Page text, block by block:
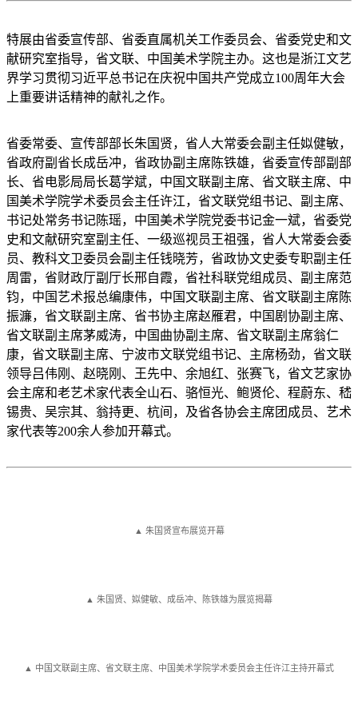
特展由省委宣传部、省委直属机关工作委员会、省委党史和文
献研究室指导，省文联、中国美术学院主办。这也是浙江文艺
界学习贯彻习近平总书记在庆祝中国共产党成立100周年大会
上重要讲话精神的献礼之作。
省委常委、宣传部部长朱国贤，省人大常委会副主任姒健敏，
省政府副省长成岳冲，省政协副主席陈铁雄，省委宣传部副部
长、省电影局局长葛学斌，中国文联副主席、省文联主席、中
国美术学院学术委员会主任许江，省文联党组书记、副主席、
书记处常务书记陈瑶，中国美术学院党委书记金一斌，省委党
史和文献研究室副主任、一级巡视员王祖强，省人大常委会委
员、教科文卫委员会副主任钱晓芳，省政协文史委专职副主任
周雷，省财政厅副厅长邢自霞，省社科联党组成员、副主席范
钧，中国艺术报总编康伟，中国文联副主席、省文联副主席陈
振濂，省文联副主席、省书协主席赵雁君，中国剧协副主席、
省文联副主席茅威涛，中国曲协副主席、省文联副主席翁仁
康，省文联副主席、宁波市文联党组书记、主席杨劲，省文联
领导吕伟刚、赵晓刚、王先中、余旭红、张赛飞，省文艺家协
会主席和老艺术家代表全山石、骆恒光、鲍贤伦、程蔚东、嵇
锡贵、吴宗其、翁持更、杭间，及省各协会主席团成员、艺术
家代表等200余人参加开幕式。
▲ 朱国贤宣布展览开幕
▲ 朱国贤、姒健敏、成岳冲、陈铁雄为展览揭幕
▲ 中国文联副主席、省文联主席、中国美术学院学术委员会主任许江主持开幕式